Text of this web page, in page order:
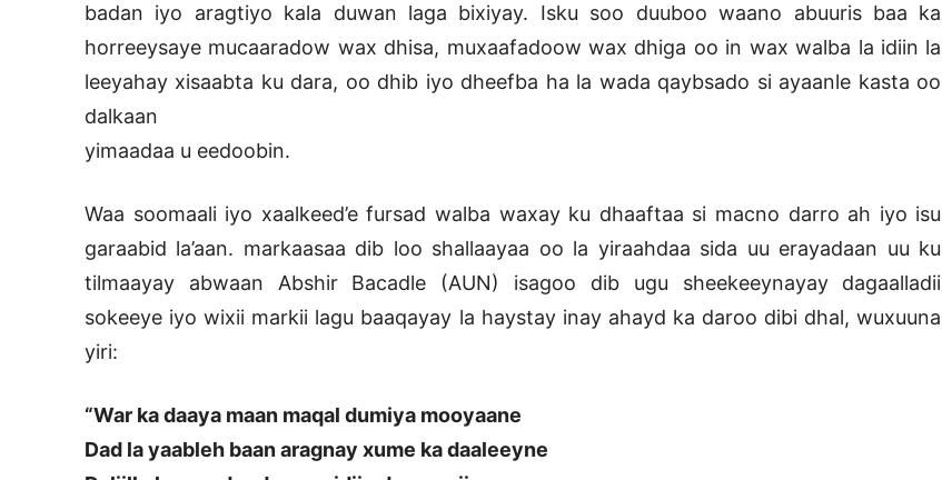
badan iyo aragtiyo kala duwan laga bixiyay. Isku soo duuboo waano abuuris baa ka
horreeysaye mucaaradow wax dhisa, muxaafadoow wax dhiga oo in wax walba la idiin la
leeyahay xisaabta ku dara, oo dhib iyo dheefba ha la wada qaybsado si ayaanle kasta oo
dalkaan
yimaadaa u eedoobin.
Waa soomaali iyo xaalkeed’e fursad walba waxay ku dhaaftaa si macno darro ah iyo isu
garaabid la’aan. markaasaa dib loo shallaayaa oo la yiraahdaa sida uu erayadaan uu ku
tilmaayay abwaan Abshir Bacadle (AUN) isagoo dib ugu sheekeeynayay dagaalladii
sokeeye iyo wixii markii lagu baaqayay la haystay inay ahayd ka daroo dibi dhal, wuxuuna
yiri:
“War ka daaya maan maqal dumiya mooyaane
Dad la yaableh baan aragnay xume ka daaleeyne